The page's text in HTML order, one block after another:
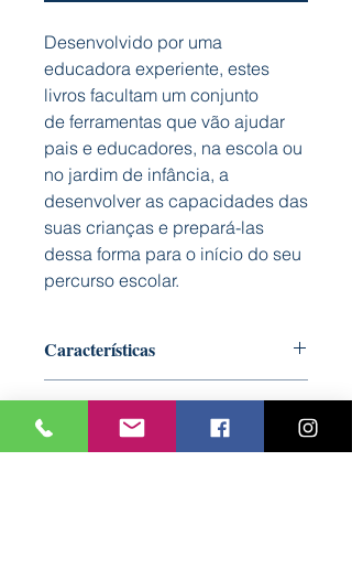
Desenvolvido por uma
educadora experiente, estes
livros facultam um conjunto
de ferramentas que vão ajudar
pais e educadores, na escola ou
no jardim de infância, a
desenvolver as capacidades das
suas crianças e prepará-las
dessa forma para o início do seu
percurso escolar.
Características
Nº Páginas: 32